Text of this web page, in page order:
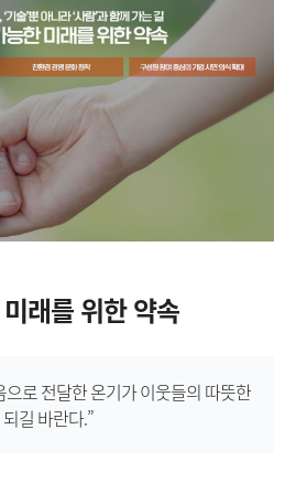
래를 위한 약속
으로 전달한 온기가 이웃들의 따뜻한
길 바란다.”